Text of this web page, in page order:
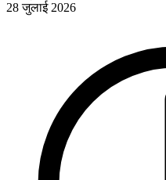
28 जुलाई 2026